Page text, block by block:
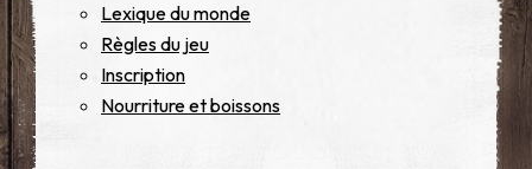
Lexique du monde
Règles du jeu
Inscription
Nourriture et boissons